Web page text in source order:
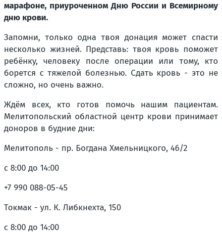
марафоне, приуроченном Дню России и Всемирному
дню крови.
Запомни, только одна твоя донация может спасти
несколько жизней. Представь: твоя кровь поможет
ребёнку, человеку после операции или тому, кто
борется с тяжелой болезнью. Сдать кровь - это не
сложно, но очень важно.
Ждём всех, кто готов помочь нашим пациентам.
Мелитопольский областной центр крови принимает
доноров в будние дни:
Мелитополь - пр. Богдана Хмельницкого, 46/2
с 8:00 до 14:00
+7 990 088-05-45
Токмак - ул. К. Либкнехта, 150
с 8:00 до 14:00